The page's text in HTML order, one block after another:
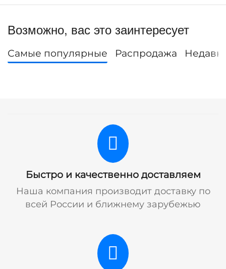
Возможно, вас это заинтересует
Самые популярные Распродажа
Быстро и качественно доставляем
Наша компания производит доставку по
всей России и ближнему зарубежью